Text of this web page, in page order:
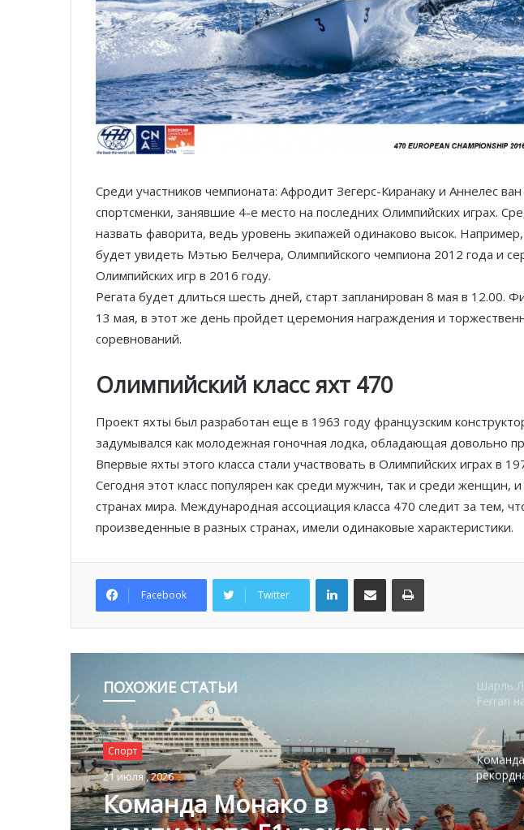
Среди участников чемпионата: Афродит Зегерс-Киранаку и Аннелес
спортсменки, занявшие 4-е место на последних Олимпийских играх.
назвать фаворита, ведь уровень экипажей одинаково высок.
будет увидеть Мэтью Белчера, Олимпийского чемпиона 2012 года и
Олимпийских игр в 2016 году.
Регата будет длиться шесть дней, старт запланирован 8 мая в 12.00.
13 мая, в этот же день пройдет церемония награждения и
соревнований.
Олимпийский класс яхт 470
Проект яхты был разработан еще в 1963 году французским
задумывался как молодежная гоночная лодка, обладающая довольно
Впервые яхты этого класса стали участвовать в Олимпийских играх в
Сегодня этот класс популярен как среди мужчин, так и среди женщин,
странах мира. Международная ассоциация класса 470 следит за тем,
произведенные в разных странах, имели одинаковые характеристики.
Facebook Twitter
LinkedInПоделиться по электронной почте Распечатать
ПОХОЖИЕ СТАТЬИ
Спорт
21 июля , 2026
Команда Монако в
Ferrari
Гламур,
Шарль
Ferrari
будущее